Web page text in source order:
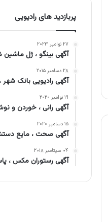
پربازدید های رادیویی
۲۷ نوامبر ۲۰۲۳
آگهی بینگو ، ژل
۲۸ دسامبر ۲۰۱۵
آگهی رادیویی بانک
۱۹ نوامبر ۲۰۲۰
آگهی رانی ، خوردن و
۱۵ دسامبر ۲۰۲۰
آگهی صحت ، مایع
۰۴ سپتامبر ۲۰۱۸
آگهی رستوران مکس ،